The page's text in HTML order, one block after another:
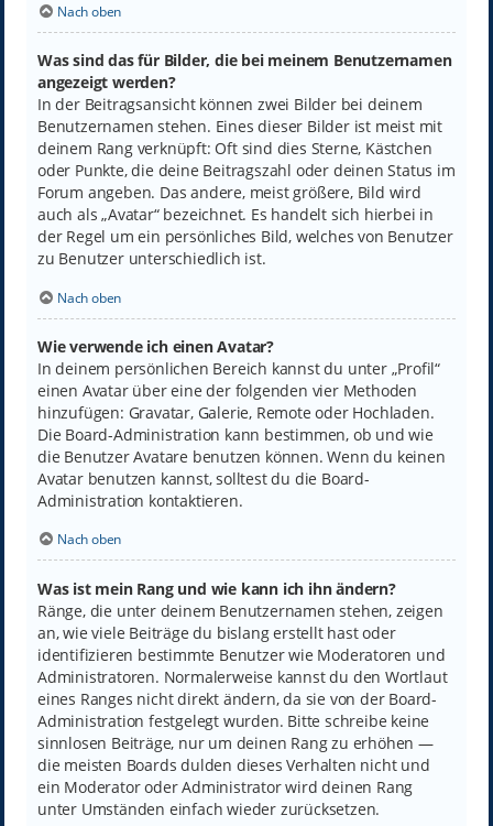
Nach oben
Was sind das für Bilder, die bei meinem Benutzernamen
angezeigt werden?
In der Beitragsansicht können zwei Bilder bei deinem
Benutzernamen stehen. Eines dieser Bilder ist meist mit
deinem Rang verknüpft: Oft sind dies Sterne, Kästchen
oder Punkte, die deine Beitragszahl oder deinen Status im
Forum angeben. Das andere, meist größere, Bild wird
auch als „Avatar“ bezeichnet. Es handelt sich hierbei in
der Regel um ein persönliches Bild, welches von Benutzer
zu Benutzer unterschiedlich ist.
Nach oben
Wie verwende ich einen Avatar?
In deinem persönlichen Bereich kannst du unter „Profil“
einen Avatar über eine der folgenden vier Methoden
hinzufügen: Gravatar, Galerie, Remote oder Hochladen.
Die Board-Administration kann bestimmen, ob und wie
die Benutzer Avatare benutzen können. Wenn du keinen
Avatar benutzen kannst, solltest du die Board-
Administration kontaktieren.
Nach oben
Was ist mein Rang und wie kann ich ihn ändern?
Ränge, die unter deinem Benutzernamen stehen, zeigen
an, wie viele Beiträge du bislang erstellt hast oder
identifizieren bestimmte Benutzer wie Moderatoren und
Administratoren. Normalerweise kannst du den Wortlaut
eines Ranges nicht direkt ändern, da sie von der Board-
Administration festgelegt wurden. Bitte schreibe keine
sinnlosen Beiträge, nur um deinen Rang zu erhöhen —
die meisten Boards dulden dieses Verhalten nicht und
ein Moderator oder Administrator wird deinen Rang
unter Umständen einfach wieder zurücksetzen.